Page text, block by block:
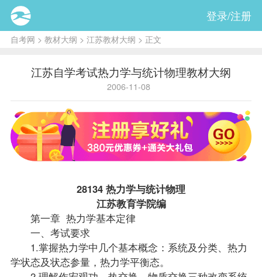
登录/注册
自考网 > 教材大纲 > 江苏教材大纲 > 正文
江苏自学考试热力学与统计物理教材大纲
2006-11-08
28134 热力学与统计物理
江苏教育学院编
第一章 热力学基本定律
一、考试要求
1.掌握热力学中几个基本概念：系统及分类、热力
学状态及状态参量，热力学平衡态。